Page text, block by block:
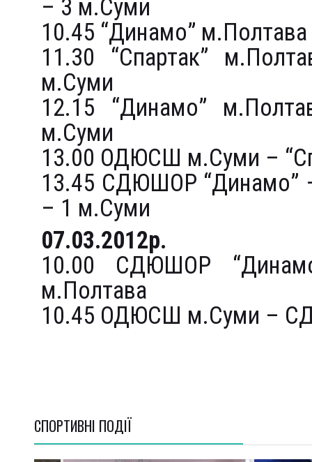
– 3 м.Суми
10.45 “Динамо”
11.30 “Спартак”
м.Суми
12.15 “Динамо”
м.Суми
13.00 ОДЮСШ м.Суми –
13.45 СДЮШОР
– 1 м.Суми
07.03.2012р.
10.00 СДЮШОР
м.Полтава
10.45 ОДЮСШ м.Суми –
СПОРТИВНI ПОДІЇ